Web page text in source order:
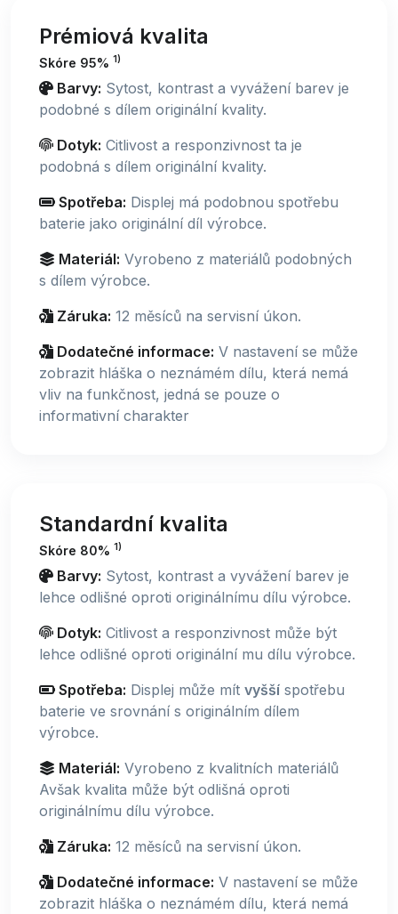
Prémiová kvalita
Skóre 95% 1)
Barvy: Sytost, kontrast a vyvážení barev je
podobné s dílem originální kvality.
Dotyk: Citlivost a responzivnost ta je
podobná s dílem originální kvality.
Spotřeba: Displej má podobnou spotřebu
baterie jako originální díl výrobce.
Materiál: Vyrobeno z materiálů podobných
s dílem výrobce.
Záruka: 12 měsíců na servisní úkon.
Dodatečné informace: V nastavení se může
zobrazit hláška o neznámém dílu, která nemá
vliv na funkčnost, jedná se pouze o
informativní charakter
Standardní kvalita
Skóre 80% 1)
Barvy: Sytost, kontrast a vyvážení barev je
lehce odlišné oproti originálnímu dílu výrobce.
Dotyk: Citlivost a responzivnost může být
lehce odlišné oproti originální mu dílu výrobce.
Spotřeba: Displej může mít vyšší spotřebu
baterie ve srovnání s originálním dílem
výrobce.
Materiál: Vyrobeno z kvalitních materiálů
Avšak kvalita může být odlišná oproti
originálnímu dílu výrobce.
Záruka: 12 měsíců na servisní úkon.
Dodatečné informace: V nastavení se může
zobrazit hláška o neznámém dílu, která nemá